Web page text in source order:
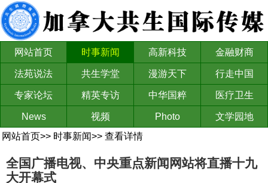
网站首页 时事新闻 高新科技 金融财商
法苑说法 共生学堂 漫游天下 行走中国
专家论坛 精英专访 中华国粹 医疗卫生
News 视频 Photo
文学园地
网站首页>> 时事新闻>> 查看详情
全国广播电视、中央重点新闻网站将直播十九
大开幕式